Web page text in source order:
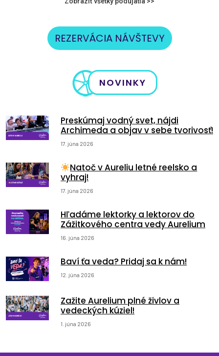
REZERVÁCIA NÁVŠTEVY
NOVINKY
Preskúmaj vodný svet, nájdi
Archimeda a objav v sebe tvorivosť!
17. júna 2026
Natoč v Aureliu letné reelsko a
vyhraj!
17. júna 2026
Hľadáme lektorky a lektorov do
Zážitkového centra vedy Aurelium
16. júna 2026
Baví ťa veda? Pridaj sa k nám!
12. júna 2026
Zažite Aurelium plné živlov a
vedeckých kúziel!
1. júna 2026